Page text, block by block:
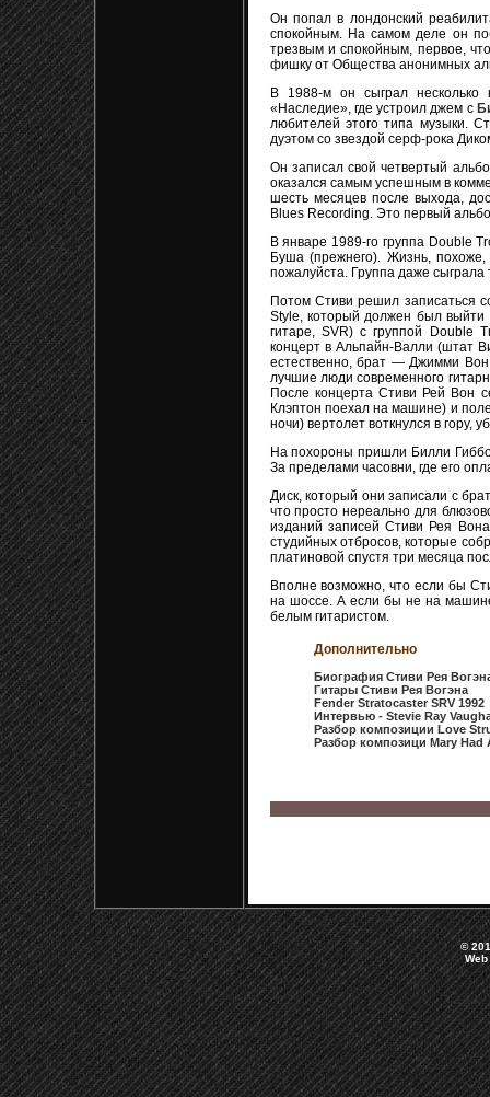
Он попал в лондонский
спокойным. На самом деле он
трезвым и спокойным, первое,
фишку от Общества анонимных
В 1988-м он сыграл несколько
«Наследие», где устроил джем с
любителей этого типа музыки.
дуэтом со звездой серф-рока
Он записал свой четвертый
оказался самым успешным в
шесть месяцев после выхода,
Blues Recording. Это первый
В январе 1989-го группа Double
Буша (прежнего). Жизнь,
пожалуйста. Группа даже
Потом Стиви решил записаться
Style, который должен был выйти
гитаре, SVR) с группой Double
концерт в Альпайн-Валли (штат
естественно, брат — Джимми
лучшие люди современного
После концерта Стиви Рей Вон
Клэптон поехал на машине) и
ночи) вертолет воткнулся в гору,
На похороны пришли Билли
За пределами часовни, где его
Диск, который они записали с
что просто нереально для
изданий записей Стиви Рея
студийных отбросов, которые
платиновой спустя три месяца
Вполне возможно, что если бы
на шоссе. А если бы не на
белым гитаристом.
Дополнительно
Биография Стиви Рея
Гитары Стиви Рея Вогэна
Fender Stratocaster SRV 1992
Интервью - Stevie Ray
Разбор композиции Love
Разбор композици Mary Had
©